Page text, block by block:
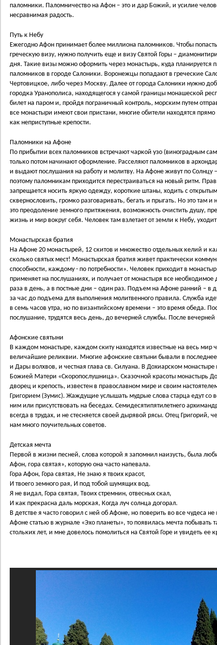
паломники. Паломничество на Афон – это и дар Божий, и усилие
несравнимая радость.
Путь к Небу
Ежегодно Афон принимает более миллиона паломников. Чтобы
греческую визу, нужно получить еще и визу Святой Горы –
дня. Такие визы можно оформить через монастырь, куда планируется
паломников в городе Салоники. Воронежцы попадают в греческие
Чертовицкое, либо через Москву. Далее от города Салоники нужно
городка Уранополиса, находящегося у самой границы монашеской
билет на паром и, пройдя пограничный контроль, морским путем
все монастыри имеют свои пристани, многие обители находятся
как неприступные крепости.
Паломники на Афоне
По прибытии всех паломников встречают чаркой узо (виноградным
только потом начинают оформление. Расселяют паломников в
и выдают послушания на работу и молитву. На Афоне живут по Солнцу
поэтому паломникам приходится перестраиваться на новый ритм.
запрещается носить яркую одежду, короткие штаны, ходить с
сквернословить, громко разговаривать, бегать и прыгать. Но это там
это преодоление земного притяжения, возможность очистить душу,
жизнь и мир вокруг себя. Человек там взлетает от земли к Небу,
Монастырская братия
На Афоне 20 монастырей, 12 скитов и множество отдельных келий и
сколько святых мест! Монастырская братия живет практически
способности, каждому - по потребности». Человек приходит в
применяет на послушаниях, и получает от монастыря все
раза в день, а в постные дни – один раз. Подъем на Афоне ранний – в
за час до подъема для выполнения молитвенного правила. Служба
в семь часов утра, но по византийскому времени – это время обеда.
послушание, трудятся весь день, до вечерней службы. После вечерней
Афонские святыни
В каждом монастыре, каждом скиту находятся известные на весь мир
величайшие реликвии. Многие афонские святыни бывали в
и Дары волхвов, и честная глава св. Силуана. В Дохиарском
Божией Матери «Скоропослушница». Сказочной красоты монастырь
дворец и крепость, известен в православном мире и своим
Григорием (Зумис). Жаждущие услышать мудрые слова старца едут со
ним или присутствовать на беседах. Семидесятипятилетнего
всегда в трудах, и не стесняется своей дырявой рясы. Отец
нам много поучительных советов.
Детская мечта
Первой в жизни песней, слова которой я запомнил наизусть, была
Афон, гора святая», которую она часто напевала.
Гора Афон, Гора святая, Не знаю я твоих красот,
И твоего земного рая, И под тобой шумящих вод.
Я не видал, Гора святая, Твоих стремнин, отвесных скал,
И как прекрасна даль морская, Когда луч солнца догорал.
В детстве я часто говорил с ней об Афоне, но поверить во все чудеса
Афоне статью в журнале «Эхо планеты», то появилась мечта побывать
стольких лет, и мне довелось помолиться на Святой Горе и увидеть ее